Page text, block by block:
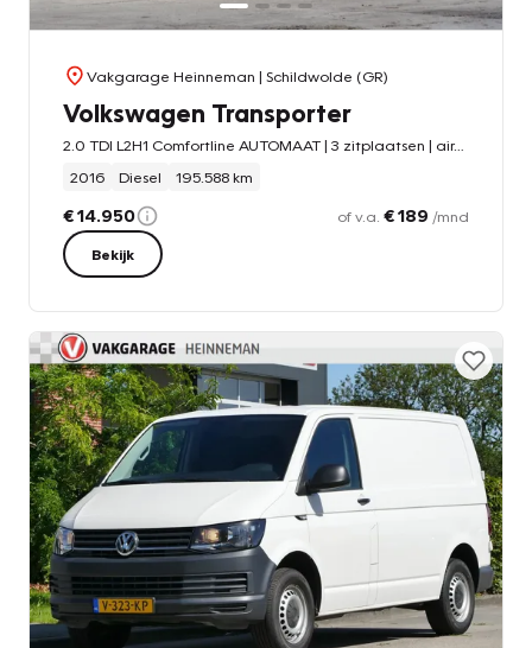
Vakgarage Heinneman | Schildwolde (GR)
Volkswagen Transporter
2.0 TDI L2H1 Comfortline AUTOMAAT | 3 zitplaatsen | airco | trekhaak
2016
Diesel 195.588 km
€ 14.950 of v.a. € 189 /mnd
Bekijk